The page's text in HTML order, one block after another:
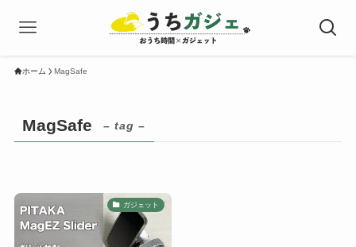
ホーム MagSafe
MagSafe – tag –
ガジェット